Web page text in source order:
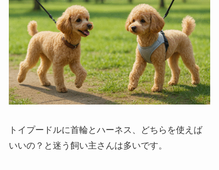
トイプードルに首輪とハーネス、どちらを使えば
いいの？と迷う飼い主さんは多いです。